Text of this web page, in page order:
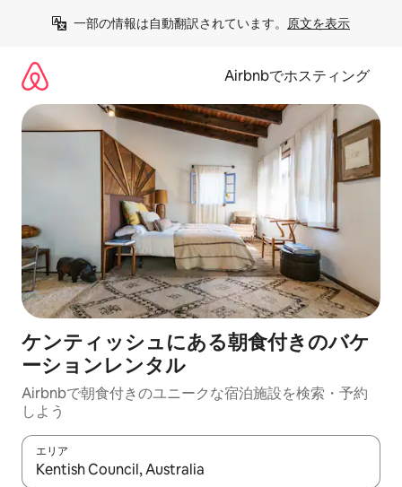
一部の情報は自動翻訳されています。 原文を表示
Airbnbでホスティング
ケンティッシュにある朝食付きのバケ
ーションレンタル
Airbnbで朝食付きのユニークな宿泊施設を検索・予約
しよう
エリア
検索結果が表示されたら、上下の矢印キーを使って移動するか